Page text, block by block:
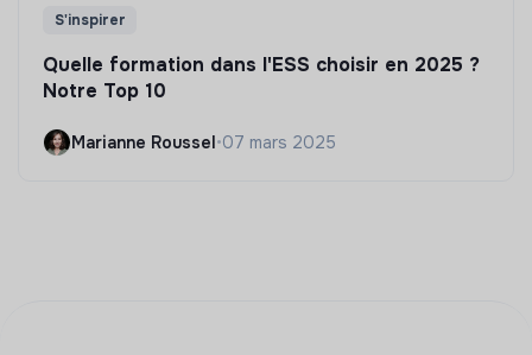
S'inspirer
Quelle formation dans l'ESS choisir en 2025 ?
Notre Top 10
Marianne Roussel•07 mars 2025